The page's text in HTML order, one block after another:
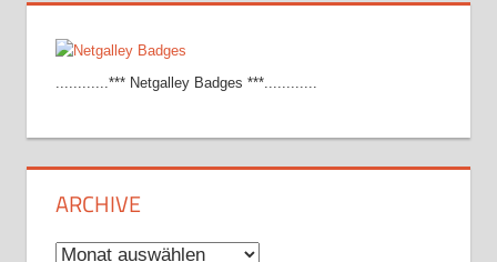
............*** Netgalley Badges ***............
ARCHIVE
Archive